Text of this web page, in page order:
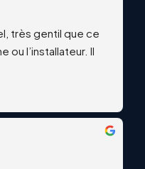
très gentil que ce
ou l’installateur. Il